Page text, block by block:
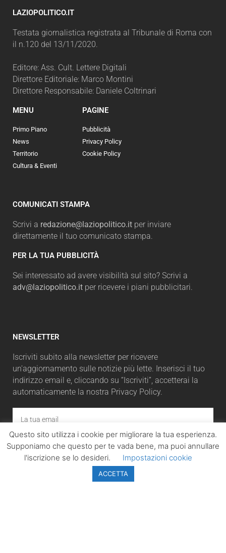
LAZIOPOLITICO.IT
Testata giornalistica registrata al Tribunale di Roma con
il n.120 del 13/11/2020.
Editore: Ass. Cult. Lettere Digitali
Direttore Editoriale: Marco Montini
Direttore Responsabile: Daniele Coltrinari
MENU
Primo Piano
News
Territorio
Cultura & Eventi
PAGINE
Pubblicità
Privacy Policy
Cookie Policy
COMUNICATI STAMPA
Scrivi a redazione@laziopolitico.it per inviare
direttamente il tuo comunicato stampa.
PER LA TUA PUBBLICITÀ
Sei interessato ad avere visibilità sul sito? Scrivi a
adv@laziopolitico.it per ricevere i piani pubblicitari.
NEWSLETTER
Iscriviti subito alla newsletter per ricevere
un'aggiornamento sulle notizie più lette. Inserisci il tuo
indirizzo email e, cliccando su “Iscriviti”, accetterai la
automaticamente la nostra Privacy Policy.
ISCRIVITI
Questo sito utilizza i cookie per migliorare la tua esperienza.
Supponiamo che questo per te vada bene, ma puoi annullare
l'iscrizione se lo desideri.
Impostazioni cookie
ACCETTA